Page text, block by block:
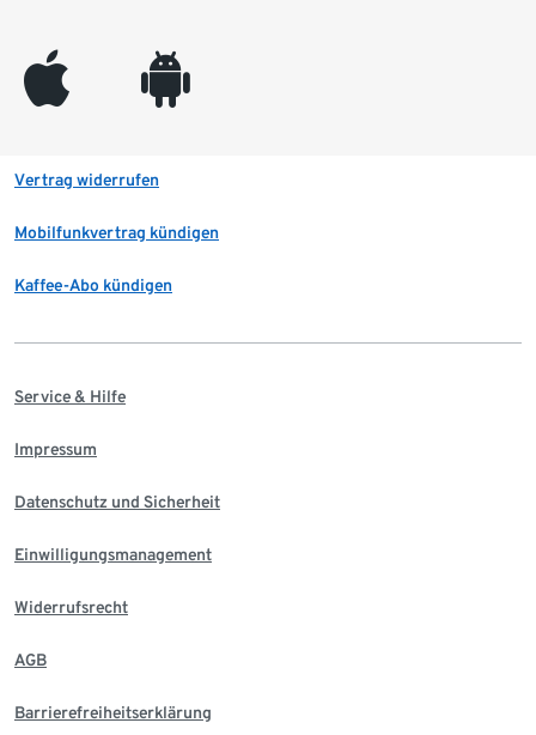
appleinc android
Vertrag widerrufen
Mobilfunkvertrag kündigen
Kaffee-Abo kündigen
Service & Hilfe
Impressum
Datenschutz und Sicherheit
Einwilligungsmanagement
Widerrufsrecht
AGB
Barrierefreiheitserklärung